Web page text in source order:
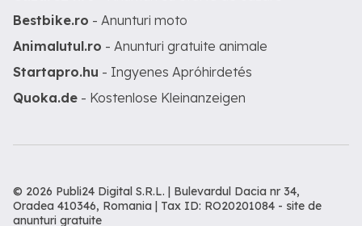
Bestbike.ro - Anunturi moto
Animalutul.ro - Anunturi gratuite animale
Startapro.hu - Ingyenes Apróhirdetés
Quoka.de - Kostenlose Kleinanzeigen
© 2026 Publi24 Digital S.R.L. | Bulevardul Dacia nr 34,
Oradea 410346, Romania | Tax ID: RO20201084 - site de
anunturi gratuite